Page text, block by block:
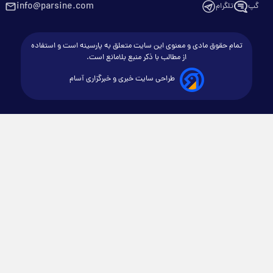
گپ تلگرام info@parsine.com
تمام حقوق مادی و معنوی این سایت متعلق به پارسینه است و استفاده
از مطالب با ذکر منبع بلامانع است.
طراحی سایت خبری و خبرگزاری آسام